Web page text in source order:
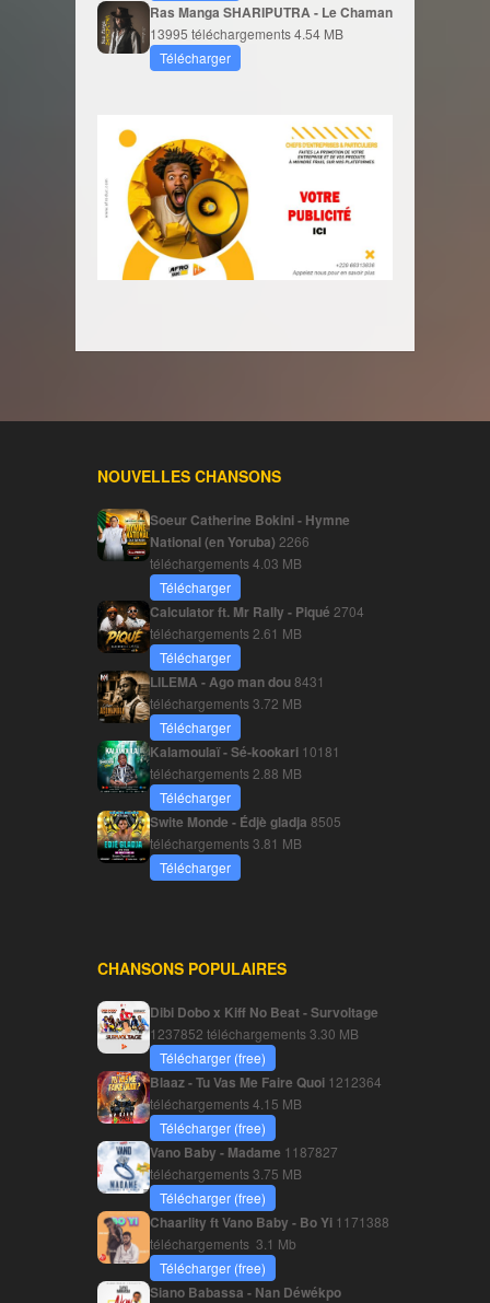
Ras Manga SHARIPUTRA - Le Chaman
13995 téléchargements4.54 MB
Télécharger
NOUVELLES CHANSONS
Soeur Catherine Bokini - Hymne
National (en Yoruba) 2266
téléchargements4.03 MB
Télécharger
Calculator ft. Mr Rally - Piqué 2704
téléchargements 2.61 MB
Télécharger
LILEMA - Ago man dou8431
téléchargements3.72 MB
Télécharger
Kalamoulaï - Sé-kookari 10181
téléchargements 2.88 MB
Télécharger
Swite Monde - Édjè gladja 8505
téléchargements3.81 MB
Télécharger
CHANSONS POPULAIRES
Dibi Dobo x Kiff No Beat - Survoltage
1237852 téléchargements3.30 MB
Télécharger (free)
Blaaz - Tu Vas Me Faire Quoi 1212364
téléchargements4.15 MB
Télécharger (free)
Vano Baby - Madame 1187827
téléchargements3.75 MB
Télécharger (free)
Chaarlity ft Vano Baby - Bo Yi 1171388
téléchargements 3.1 Mb
Télécharger (free)
Siano Babassa - Nan Déwékpo